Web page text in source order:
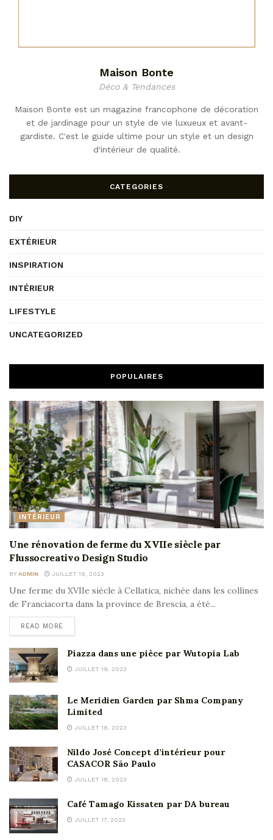
Maison Bonte
Déco & Tendances
Maison Bonte est un magazine francophone de décoration
et de jardinage pour un style de vie luxueux et avant-
gardiste. C'est le guide ultime pour un style et un design
d'intérieur de qualité.
CATEGORIES
DIY
EXTÉRIEUR
INSPIRATION
INTÉRIEUR
LIFESTYLE
UNCATEGORIZED
POPULAIRES
INTÉRIEUR
Une rénovation de ferme du XVIIe siècle par
Flussocreativo Design Studio
BY ADMIN JUILLET 19, 2023
Une ferme du XVIIe siècle à Cellatica, nichée dans les collines
de Franciacorta dans la province de Brescia, a été...
READ MORE
Piazza dans une pièce par Wutopia Lab
JUILLET 19, 2023
Le Meridien Garden par Shma Company
Limited
JUILLET 18, 2023
Nildo José Concept d’intérieur pour
CASACOR São Paulo
JUILLET 18, 2023
Café Tamago Kissaten par DA bureau
JUILLET 17, 2023